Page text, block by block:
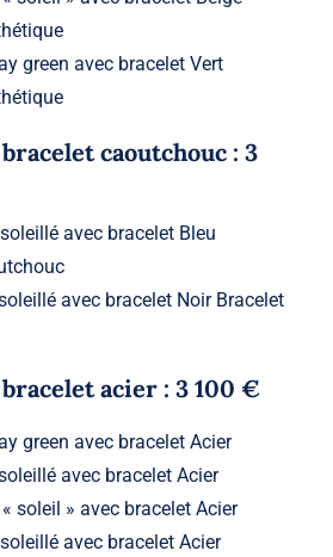
green avec bracelet Vert
caoutchouc : 3
avec bracelet Bleu
avec bracelet Noir Bracelet
acier : 3 100 €
green avec bracelet Acier
avec bracelet Acier
soleil » avec bracelet Acier
avec bracelet Acier